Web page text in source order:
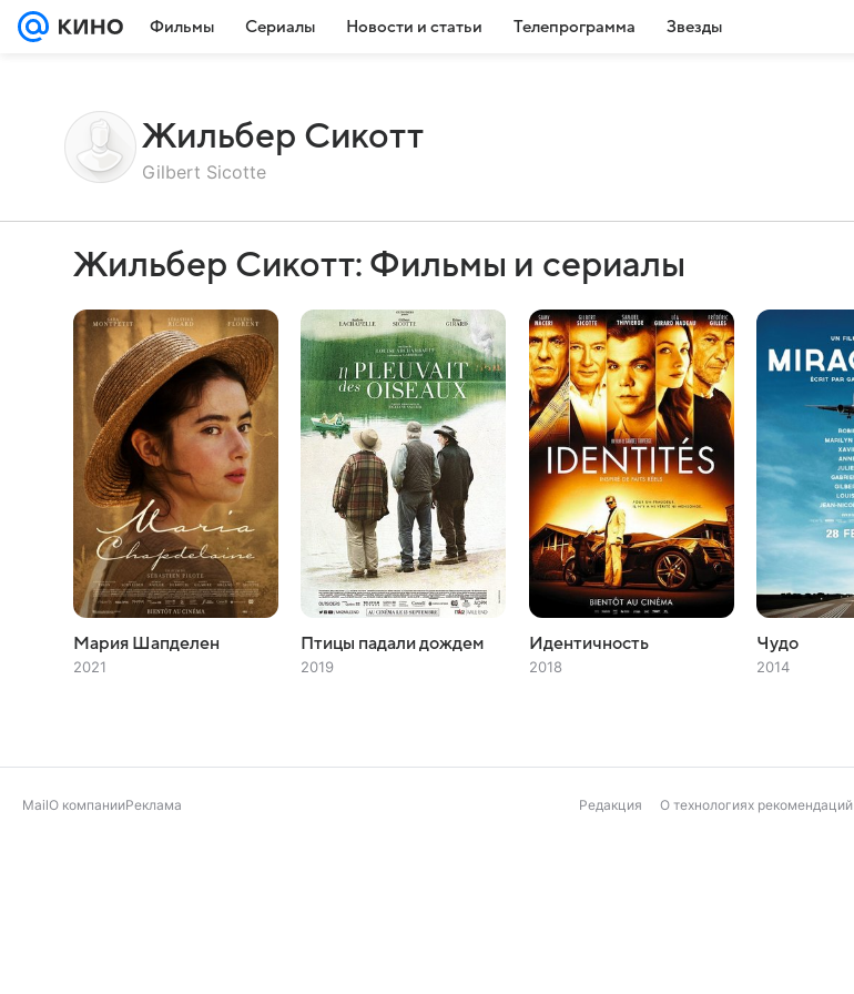
Фильмы Сериалы Новости и статьи Телепрограмма Звезды
Жильбер Сикотт
Gilbert Sicotte
Жильбер Сикотт: Фильмы и сериалы
Мария Шапделен
2021
Птицы падали дождем
2019
Идентичность
2018
Чудо
2014
MailО компанииРеклама Редакция О технологиях рекомендаций